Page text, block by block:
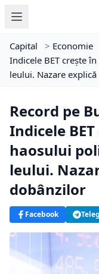
Capital > Economie
Indicele BET crește
leului. Nazare
Record pe
Indicele
haosului
leului.
dobânzilor
Facebook